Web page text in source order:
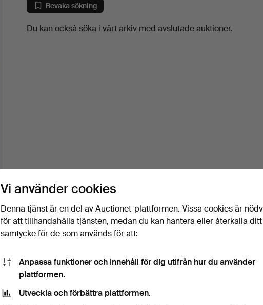
Bevaka sökning
Du kan också söka ivårt arkiv med avslutade auktioner.
Vi använder cookies
Denna tjänst är en del av Auctionet-plattformen. Vissa cookies är
för att tillhandahålla tjänsten, medan du kan hantera eller återkalla ditt
samtycke för de som används för att:
Anpassa funktioner och innehåll för dig utifrån hur du använder
plattformen.
Utveckla och förbättra plattformen.